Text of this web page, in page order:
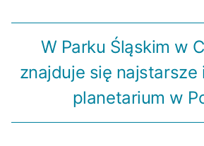
W Parku Śląskim w
znajduje się najstarsze
planetarium w